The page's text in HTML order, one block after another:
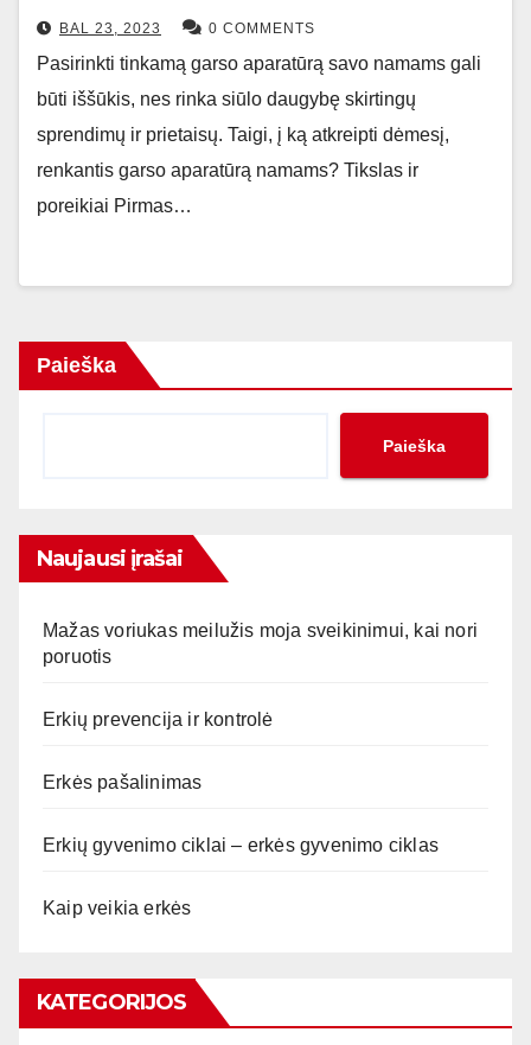
BAL 23, 2023 0 COMMENTS
Pasirinkti tinkamą garso aparatūrą savo namams gali
būti iššūkis, nes rinka siūlo daugybę skirtingų
sprendimų ir prietaisų. Taigi, į ką atkreipti dėmesį,
renkantis garso aparatūrą namams? Tikslas ir
poreikiai Pirmas…
Paieška
Paieška
Naujausi įrašai
Mažas voriukas meilužis moja sveikinimui, kai nori
poruotis
Erkių prevencija ir kontrolė
Erkės pašalinimas
Erkių gyvenimo ciklai – erkės gyvenimo ciklas
Kaip veikia erkės
KATEGORIJOS